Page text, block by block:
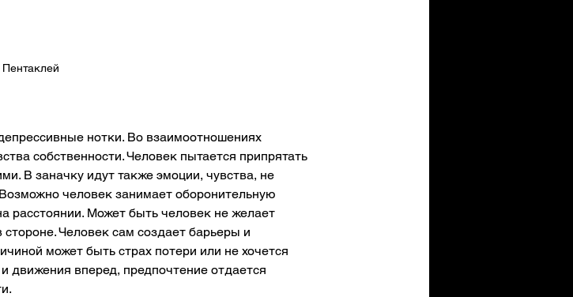
Пентаклей
нотки. Во взаимоотношениях
собственности. Человек пытается припрятать
В заначку идут также эмоции, чувства, не
человек занимает оборонительную
расстоянии. Может быть человек не желает
Человек сам создает барьеры и
может быть страх потери или не хочется
движения вперед, предпочтение отдается